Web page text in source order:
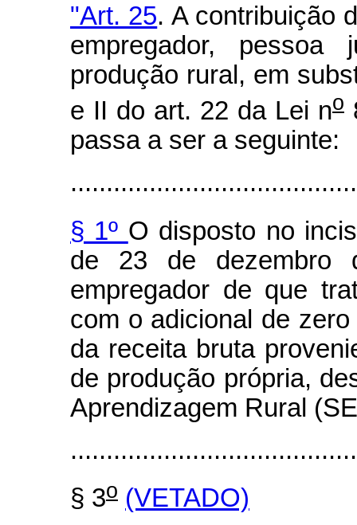
"Art. 25. A contribuição
empregador,
produção rural, em
e II do art. 22 da Lei no
passa a ser a seguinte:
§ 1º O disposto no
de 23 de dezembro
empregador de que
com o adicional de
da receita bruta
de produção própria,
Aprendizagem Rural
§ 3o (VETADO)